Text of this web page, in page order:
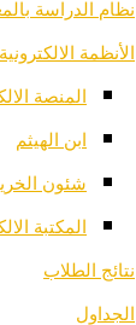
نظام الدراسة
الأنظمة الالكترونية
المنصة
ابن الهيثم
شئون
المكتبة
نتائج الطلاب
الجداول